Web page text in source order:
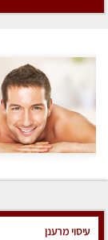
עיסוי מרענן